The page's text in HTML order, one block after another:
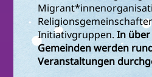
Initiativgruppen.In
Gemeinden werden
Veranstaltungen